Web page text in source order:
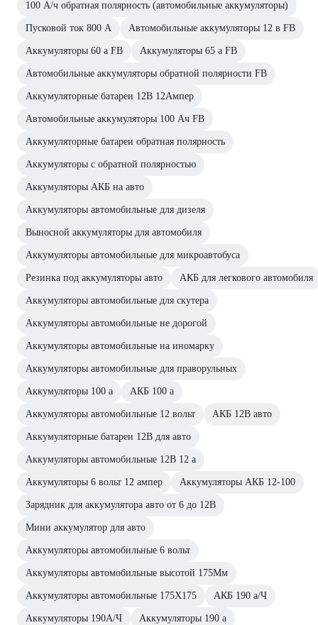
100 А/ч обратная полярность (автомобильные аккумуляторы)
Пусковой ток 800 А Автомобильные аккумуляторы 12 в FB
Аккумуляторы 60 а FB Аккумуляторы 65 а FB
Автомобильные аккумуляторы обратной полярности FB
Аккумуляторные батареи 12В 12Ампер
Автомобильные аккумуляторы 100 Ач FB
Аккумуляторные батареи обратная полярность
Аккумуляторы с обратной полярностью
Аккумуляторы АКБ на авто
Аккумуляторы автомобильные для дизеля
Выносной аккумуляторы для автомобиля
Аккумуляторы автомобильные для микроавтобуса
Резинка под аккумуляторы авто АКБ для легкового автомобиля
Аккумуляторы автомобильные для скутера
Аккумуляторы автомобильные не дорогой
Аккумуляторы автомобильные на иномарку
Аккумуляторы автомобильные для праворульных
Аккумуляторы 100 а АКБ 100 а
Аккумуляторы автомобильные 12 вольт АКБ 12В авто
Аккумуляторные батареи 12В для авто
Аккумуляторы автомобильные 12В 12 а
Аккумуляторы 6 вольт 12 ампер Аккумуляторы АКБ 12-100
Зарядник для аккумулятора авто от 6 до 12В
Мини аккумулятор для авто
Аккумуляторы автомобильные 6 вольт
Аккумуляторы автомобильные высотой 175Мм
Аккумуляторы автомобильные 175Х175 АКБ 190 а/Ч
Аккумуляторы 190А/Ч Аккумуляторы 190 а